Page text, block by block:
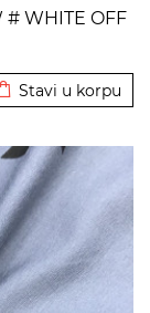
# WHITE OFF
Stavi u korpu